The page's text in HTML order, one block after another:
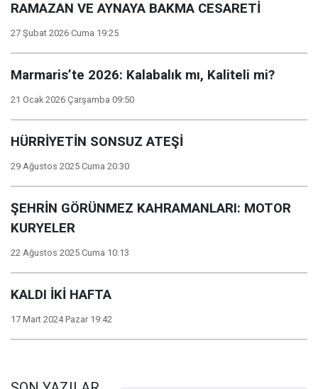
RAMAZAN VE AYNAYA BAKMA CESARETİ
27 Şubat 2026 Cuma 19:25
Marmaris’te 2026: Kalabalık mı, Kaliteli mi?
21 Ocak 2026 Çarşamba 09:50
HÜRRİYETİN SONSUZ ATEŞİ
29 Ağustos 2025 Cuma 20:30
ŞEHRİN GÖRÜNMEZ KAHRAMANLARI: MOTOR
KURYELER
22 Ağustos 2025 Cuma 10:13
KALDI İKİ HAFTA
17 Mart 2024 Pazar 19:42